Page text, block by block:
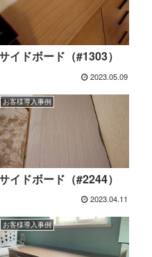
イドボード（#1303）
2023.05.09
お客様導入事例
イドボード（#2244）
2023.04.11
お客様導入事例